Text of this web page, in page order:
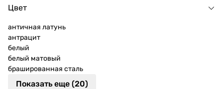
Цвет
античная латунь
антрацит
белый
белый матовый
брашированная сталь
Показать еще (20)